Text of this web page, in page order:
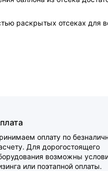
раскрытых отсеках для
оплату по
Для дорогостоящего
возможны
или поэтапной оплаты.